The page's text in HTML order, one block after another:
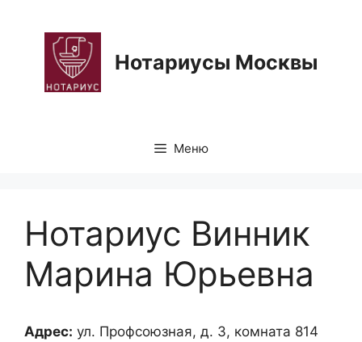
содержимому
Нотариусы Москвы
Меню
Нотариус Винник
Марина Юрьевна
Адрес: ул. Профсоюзная, д. 3, комната 814